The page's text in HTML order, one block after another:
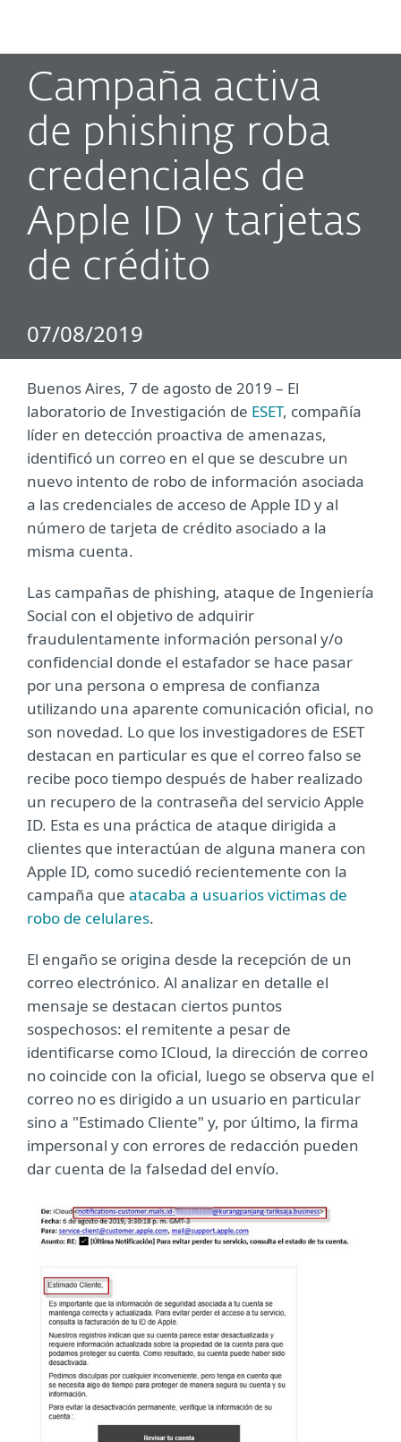
Campaña activa
de phishing roba
credenciales de
Apple ID y tarjetas
de crédito
07/08/2019
Buenos Aires, 7 de agosto de 2019 – El
laboratorio de Investigación de ESET, compañía
líder en detección proactiva de amenazas,
identificó un correo en el que se descubre un
nuevo intento de robo de información asociada
a las credenciales de acceso de Apple ID y al
número de tarjeta de crédito asociado a la
misma cuenta.
Las campañas de phishing, ataque de Ingeniería
Social con el objetivo de adquirir
fraudulentamente información personal y/o
confidencial donde el estafador se hace pasar
por una persona o empresa de confianza
utilizando una aparente comunicación oficial, no
son novedad. Lo que los investigadores de ESET
destacan en particular es que el correo falso se
recibe poco tiempo después de haber realizado
un recupero de la contraseña del servicio Apple
ID. Esta es una práctica de ataque dirigida a
clientes que interactúan de alguna manera con
Apple ID, como sucedió recientemente con la
campaña que atacaba a usuarios victimas de
robo de celulares.
El engaño se origina desde la recepción de un
correo electrónico. Al analizar en detalle el
mensaje se destacan ciertos puntos
sospechosos: el remitente a pesar de
identificarse como ICloud, la dirección de correo
no coincide con la oficial, luego se observa que el
correo no es dirigido a un usuario en particular
sino a "Estimado Cliente" y, por último, la firma
impersonal y con errores de redacción pueden
dar cuenta de la falsedad del envío.